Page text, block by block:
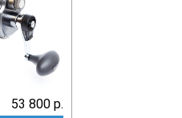
53 800 р.